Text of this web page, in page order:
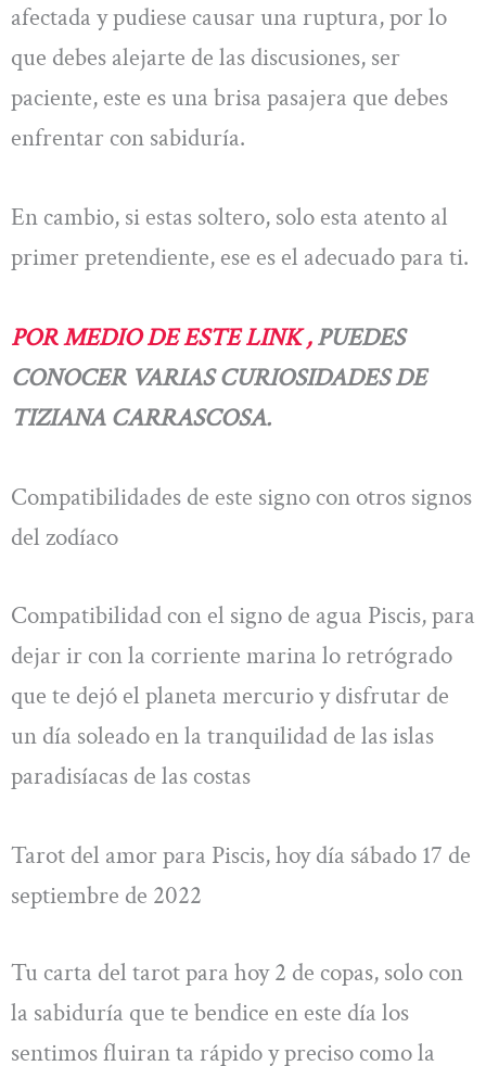
afectada y pudiese causar una ruptura, por lo
que debes alejarte de las discusiones, ser
paciente, este es una brisa pasajera que debes
enfrentar con sabiduría.
En cambio, si estas soltero, solo esta atento al
primer pretendiente, ese es el adecuado para ti.
POR MEDIO DE ESTE LINK ,PUEDES
CONOCER VARIAS CURIOSIDADES DE
TIZIANA CARRASCOSA.
Compatibilidades de este signo con otros signos
del zodíaco
Compatibilidad con el signo de agua Piscis, para
dejar ir con la corriente marina lo retrógrado
que te dejó el planeta mercurio y disfrutar de
un día soleado en la tranquilidad de las islas
paradisíacas de las costas
Tarot del amor para Piscis, hoy día sábado 17 de
septiembre de 2022
Tu carta del tarot para hoy 2 de copas, solo con
la sabiduría que te bendice en este día los
sentimos fluiran ta rápido y preciso como la